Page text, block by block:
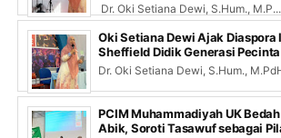
Dr. Oki Setiana Dewi, S.Hum., M.P...
Oki Setiana Dewi Ajak Diaspora
Sheffield Didik Generasi
Dr. Oki Setiana Dewi, S.Hum.,
PCIM Muhammadiyah UK
Abik, Soroti Tasawuf sebagai